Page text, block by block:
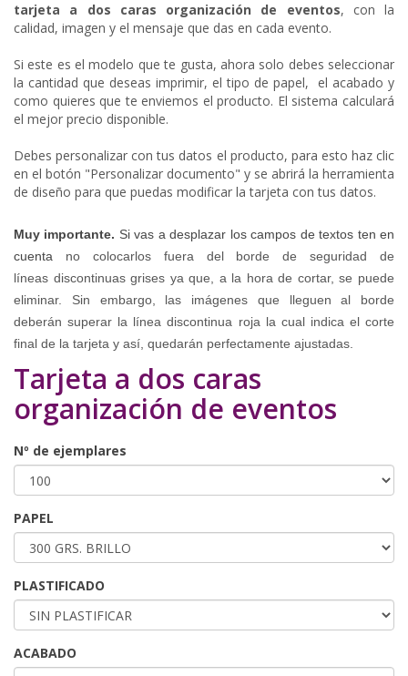
tarjeta a dos caras organización de eventos, con la
calidad, imagen y el mensaje que das en cada evento.
Si este es el modelo que te gusta, ahora solo debes seleccionar
la cantidad que deseas imprimir, el tipo de papel, el acabado y
como quieres que te enviemos el producto. El sistema calculará
el mejor precio disponible.
Debes personalizar con tus datos el producto, para esto haz clic
en el botón "Personalizar documento" y se abrirá la herramienta
de diseño para que puedas modificar la tarjeta con tus datos.
Muy importante. Si vas a desplazar los campos de textos ten en
cuenta no colocarlos fuera del borde de seguridad de
líneas discontinuasgrises ya que, a la hora de cortar, se puede
eliminar. Sin embargo, las imágenes que lleguen al borde
deberán superar la línea discontinua roja la cual indica el corte
final de la tarjeta y así, quedarán perfectamente ajustadas.
Tarjeta a dos caras
organización de eventos
Nº de ejemplares
PAPEL
PLASTIFICADO
ACABADO